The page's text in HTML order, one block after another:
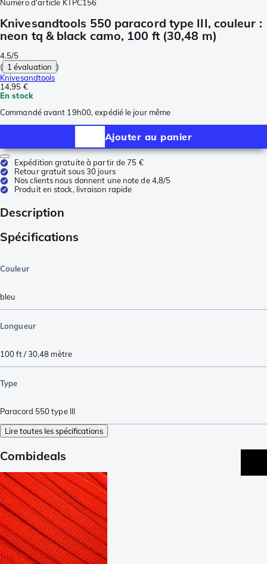
Numéro d'article KTPC156
Knivesandtools 550 paracord type III, couleur :
neon tq & black camo, 100 ft (30,48 m)
4.5/5
( 1 évaluation )
Knivesandtools
14,95 €
En stock
Commandé avant 19h00, expédié le jour même
Ajouter au panier
Expédition gratuite à partir de 75 €
Retour gratuit sous 30 jours
Nos clients nous donnent une note de 4,8/5
Produit en stock, livraison rapide
Description
Spécifications
Couleur
bleu
Longueur
100 ft / 30,48 mètre
Type
Paracord 550 type III
Lire toutes les spécifications
Combideals